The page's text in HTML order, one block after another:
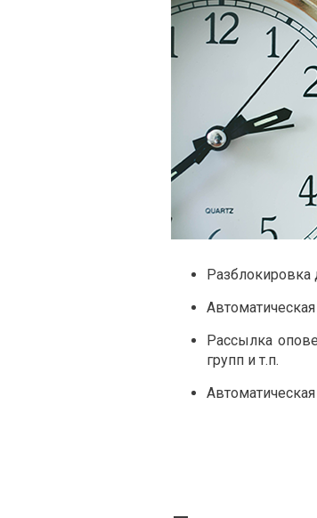
Разблокировка
Рассылка
групп и т.п.